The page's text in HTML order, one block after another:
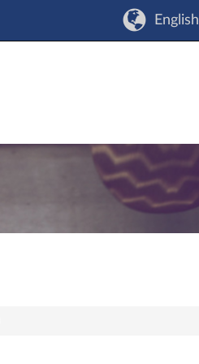
English